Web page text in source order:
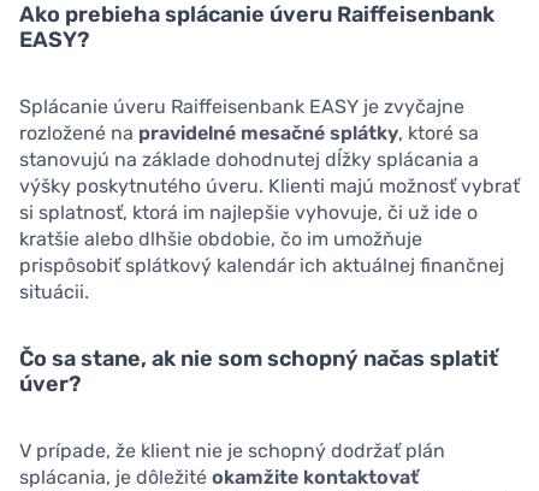
Ako prebieha splácanie úveru Raiffeisenbank
EASY?
Splácanie úveru Raiffeisenbank EASY je zvyčajne
rozložené na pravidelné mesačné splátky, ktoré sa
stanovujú na základe dohodnutej dĺžky splácania a
výšky poskytnutého úveru. Klienti majú možnosť vybrať
si splatnosť, ktorá im najlepšie vyhovuje, či už ide o
kratšie alebo dlhšie obdobie, čo im umožňuje
prispôsobiť splátkový kalendár ich aktuálnej finančnej
situácii.
Čo sa stane, ak nie som schopný načas splatiť
úver?
V prípade, že klient nie je schopný dodržať plán
splácania, je dôležité okamžite kontaktovať